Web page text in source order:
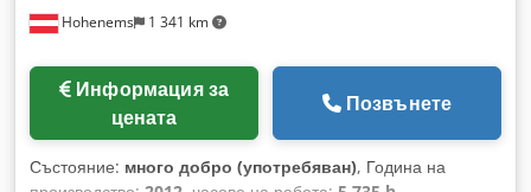
Hohenems 1 341 km
Информация за
цената
Позвънете
Състояние: много добро (употребяван), Година на